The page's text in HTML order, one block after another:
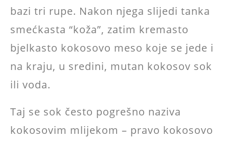
bazi tri rupe. Nakon njega slijedi tanka
smećkasta “koža”, zatim kremasto
bjelkasto kokosovo meso koje se jede i
na kraju, u sredini, mutan kokosov sok
ili voda.
Taj se sok često pogrešno naziva
kokosovim mlijekom – pravo kokosovo